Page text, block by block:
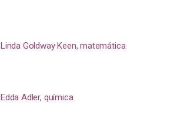
Linda Goldway Keen, matemática
Edda Adler, química